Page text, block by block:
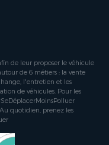
de leur proposer le véhicule
de 6 métiers : la vente
l'entretien et les
de véhicules. Pour les
quotidien, prenez les